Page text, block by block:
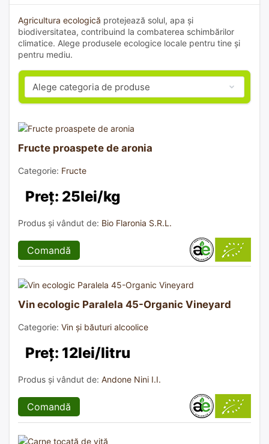
Agricultura ecologică protejează solul, apa și
biodiversitatea, contribuind la combaterea schimbărilor
climatice. Alege produsele ecologice locale pentru tine și
pentru mediu.
Fructe proaspete de aronia
Categorie: Fructe
Preț: 25lei/kg
Produs și vândut de: Bio Flaronia S.R.L.
Comandă
Vin ecologic Paralela 45-Organic Vineyard
Categorie: Vin și băuturi alcoolice
Preț: 12lei/litru
Produs și vândut de: Andone Nini I.I.
Comandă